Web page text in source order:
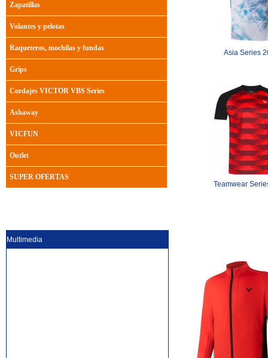
Asia Series
Teamwear
Zapatillas
Volantes y pelotas
Raqueteros, mochilas y fundas
Grips
Cordajes VICTOR VBS Series
Ashaway
VICFUN
Outlet
SUPER OFERTAS
Multimedia